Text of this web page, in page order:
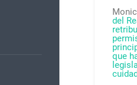
del
que